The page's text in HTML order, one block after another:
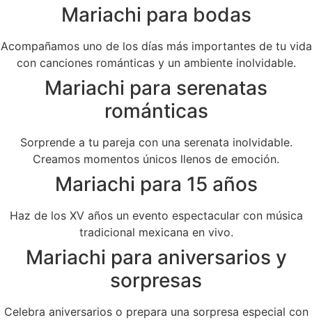
Mariachi para bodas
Acompañamos uno de los días más importantes de tu vida
con canciones románticas y un ambiente inolvidable.
Mariachi para serenatas
románticas
Sorprende a tu pareja con una serenata inolvidable.
Creamos momentos únicos llenos de emoción.
Mariachi para 15 años
Haz de los XV años un evento espectacular con música
tradicional mexicana en vivo.
Mariachi para aniversarios y
sorpresas
Celebra aniversarios o prepara una sorpresa especial con